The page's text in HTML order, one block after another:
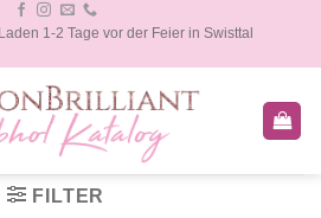
1-2 Tage vor der Feier in Swisttal
FILTER